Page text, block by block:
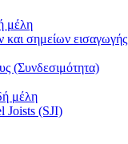
μέλη
σημείων εισαγωγής
(Συνδεσιμότητα)
μέλη
Joists (SJI)